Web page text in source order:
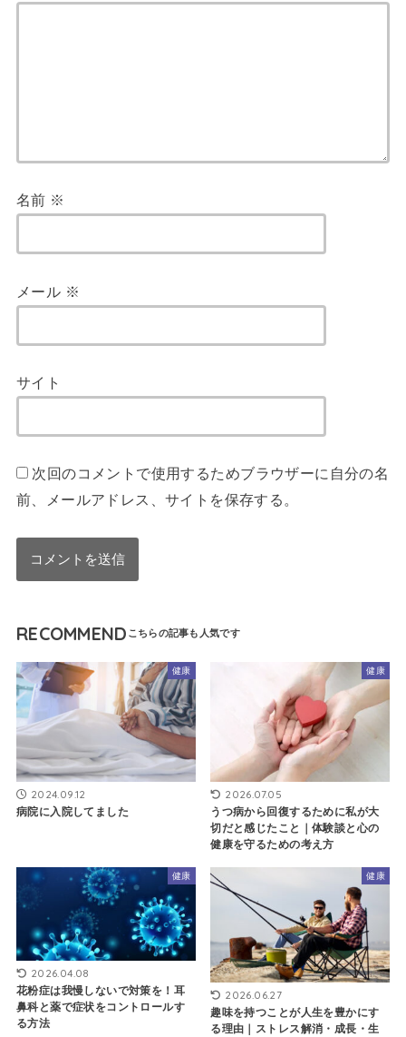
名前 ※
メール ※
サイト
次回のコメントで使用するためブラウザーに自分の名
前、メールアドレス、サイトを保存する。
RECOMMEND
健康
2024.09.12
病院に入院してました
健康
2026.07.05
うつ病から回復するために私が大
切だと感じたこと｜体験談と心の
健康を守るための考え方
健康
2026.04.08
花粉症は我慢しないで対策を！耳
鼻科と薬で症状をコントロールす
る方法
健康
2026.06.27
趣味を持つことが人生を豊かにす
る理由｜ストレス解消・成長・生